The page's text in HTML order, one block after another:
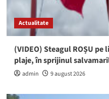
Actualitate
(VIDEO) Steagul ROȘU
plaje, în sprijinul
admin 9 august 2026